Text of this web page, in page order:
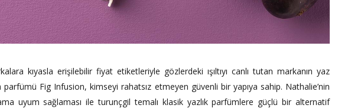
kıyasla erişilebilir fiyat etiketleriyle gözlerdeki ışıltıyı canlı tutan markanın yaz
parfümü Fig Infusion, kimseyi rahatsız etmeyen güvenli bir yapıya sahip. Nathalie’nin
uyum sağlaması ile turunçgil temalı klasik yazlık parfümlere güçlü bir alternatif